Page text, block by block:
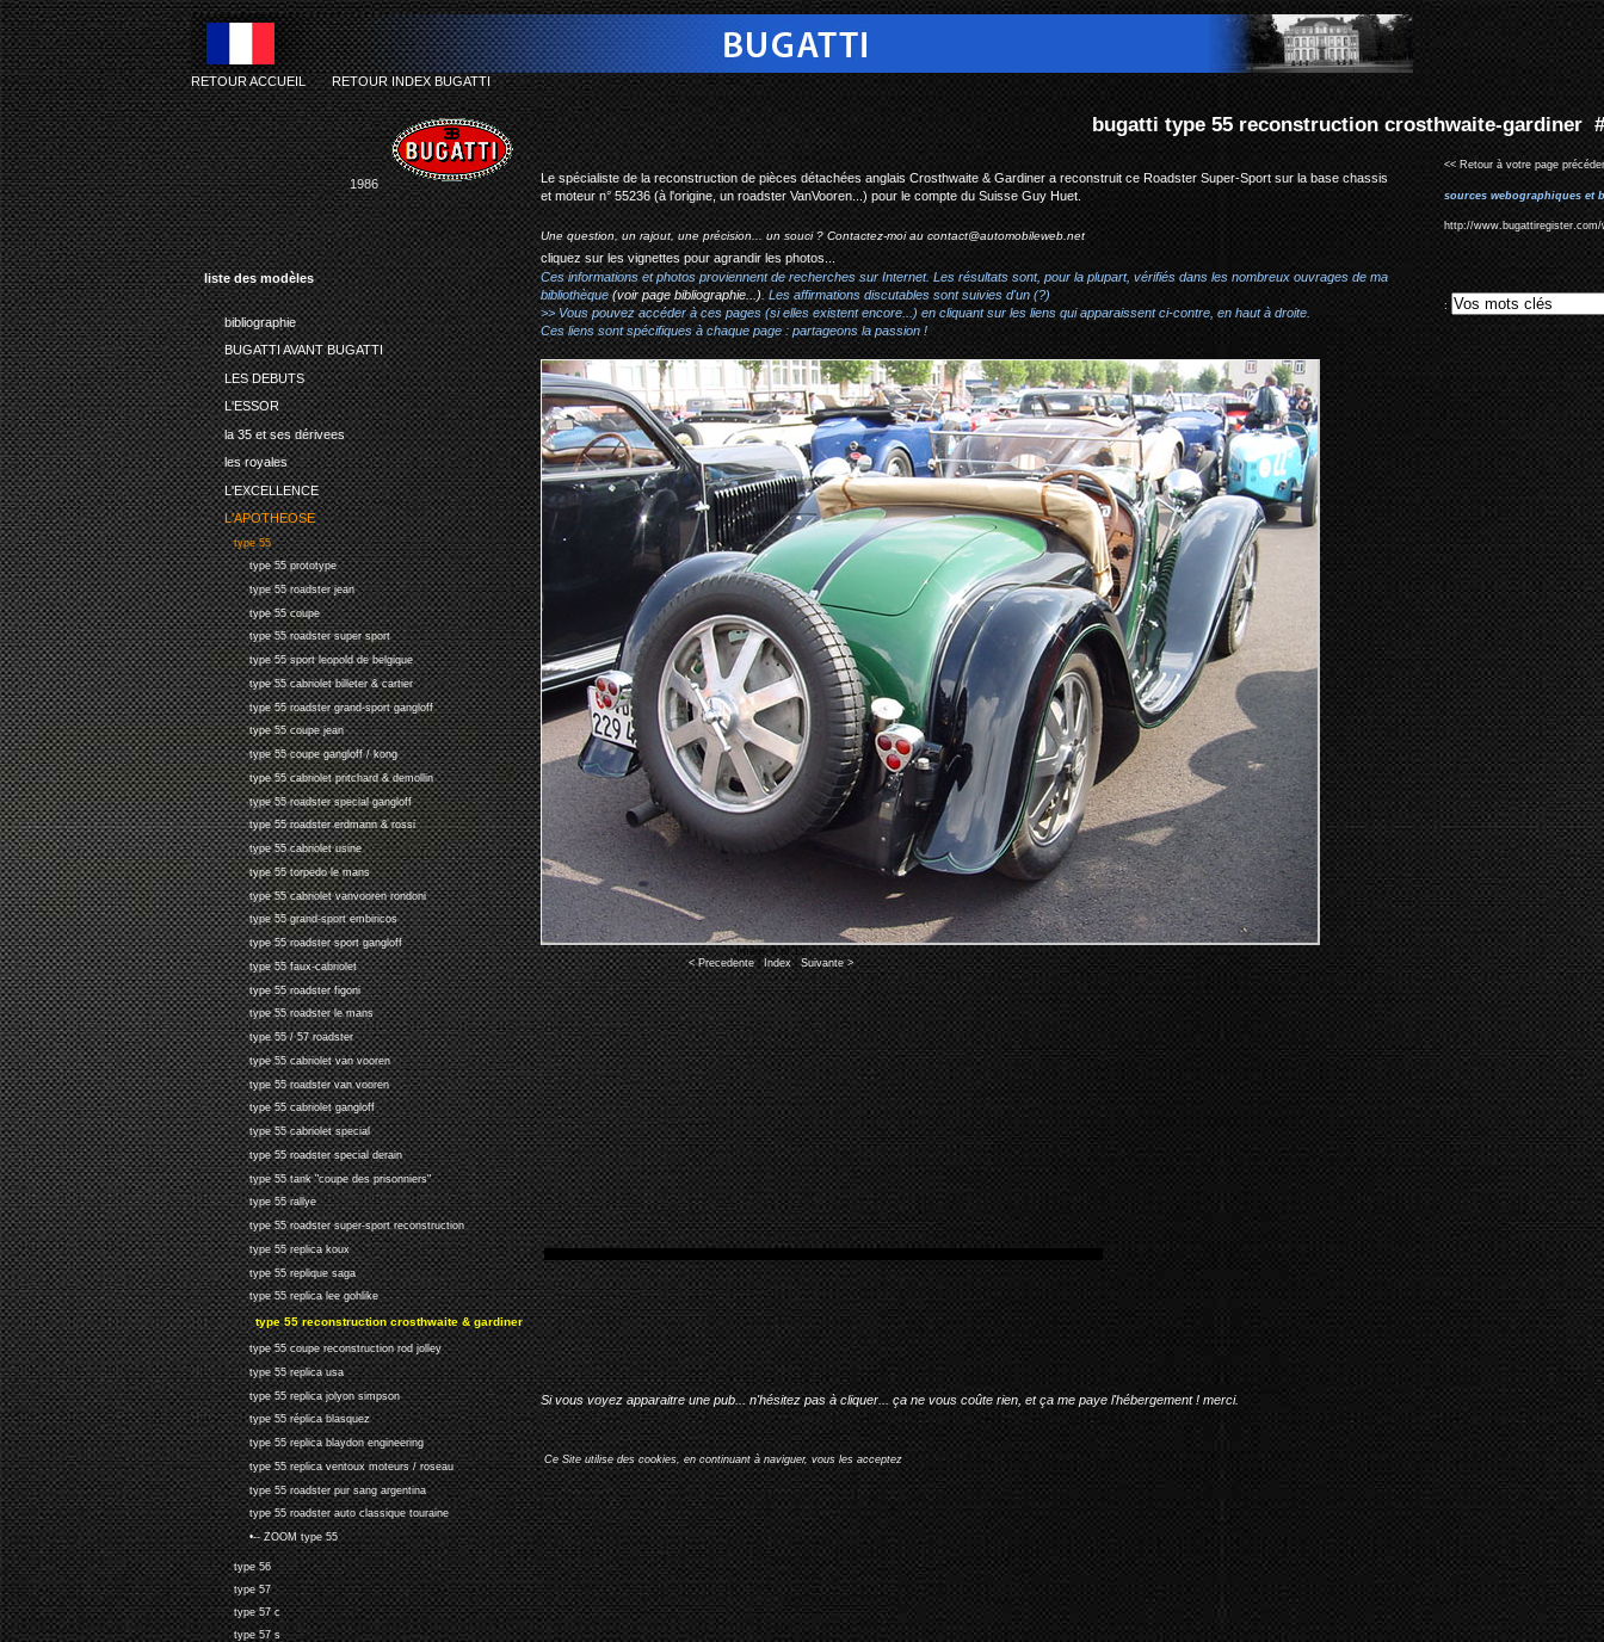
liste des modèles
bibliographie
BUGATTI AVANT BUGATTI
LES DEBUTS
L'ESSOR
la 35 et ses dérivees
les royales
L'EXCELLENCE
L'APOTHEOSE
type 55
type 55 prototype
type 55 roadster jean
type 55 coupe
type 55 roadster super sport
type 55 sport leopold de belgique
type 55 cabriolet billeter & cartier
type 55 roadster grand-sport gangloff
type 55 coupe jean
type 55 coupe gangloff / kong
type 55 cabriolet pritchard & demollin
type 55 roadster special gangloff
type 55 roadster erdmann & rossi
type 55 cabriolet usine
type 55 torpedo le mans
type 55 cabriolet vanvooren rondoni
type 55 grand-sport embiricos
type 55 roadster sport gangloff
type 55 faux-cabriolet
type 55 roadster figoni
type 55 roadster le mans
type 55 / 57 roadster
type 55 cabriolet van vooren
type 55 roadster van vooren
type 55 cabriolet gangloff
type 55 cabriolet special
type 55 roadster special derain
type 55 tank "coupe des prisonniers"
type 55 rallye
type 55 roadster super-sport reconstruction
type 55 replica koux
type 55 replique saga
type 55 replica lee gohlike
type 55 reconstruction crosthwaite & gardiner
type 55 coupe reconstruction rod jolley
type 55 replica usa
type 55 replica jolyon simpson
type 55 réplica blasquez
type 55 replica blaydon engineering
type 55 replica ventoux moteurs / roseau
type 55 roadster pur sang argentina
type 55 roadster auto classique touraine
•-- ZOOM type 55
type 56
type 57
type 57 c
type 57 s
bugatti type 55 reconstruction crosthwaite-gardiner #55236
RETOUR ACCUEIL-RETOUR INDEX BUGATTI
1986
Le spécialiste de la reconstruction de pièces détachées anglais Crosthwaite & Gardiner a reconstruit ce Roadster Super-Sport sur la base chassis
et moteur n° 55236 (à l'origine, un roadster VanVooren...) pour le compte du Suisse Guy Huet.
Une question, un rajout, une précision... un souci ? Contactez-moi au contact@automobileweb.net
cliquez sur les vignettes pour agrandir les photos...
Ces informations et photos proviennent de recherches sur Internet. Les résultats sont, pour la plupart, vérifiés dans les nombreux ouvrages de ma
bibliothèque(voir page bibliographie...). Les affirmations discutables sont suivies d'un (?)
>> Vous pouvez accéder à ces pages (si elles existent encore...) en cliquant sur les liens qui apparaissent ci-contre, en haut à droite.
Ces liens sont spécifiques à chaque page : partageons la passion !
Image 9 of 12
< Precedente|Index|Suivante >
Si vous voyez apparaitre une pub... n'hésitez pas à cliquer... ça ne vous coûte rien, et ça me paye l'hébergement ! merci.
Ce Site utilise des cookies, en continuant à naviguer, vous les acceptez
<< Retour à votre page
sources webographiques et
http://www.bugattiregister.com/
: